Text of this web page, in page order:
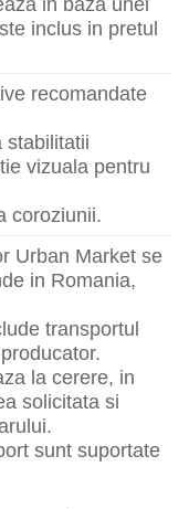
in baza unei
inclus in pretul
recomandate
stabilitatii
vizuala pentru
coroziunii.
Urban Market se
in Romania,
transportul
la cerere, in
solicitata si
sunt suportate